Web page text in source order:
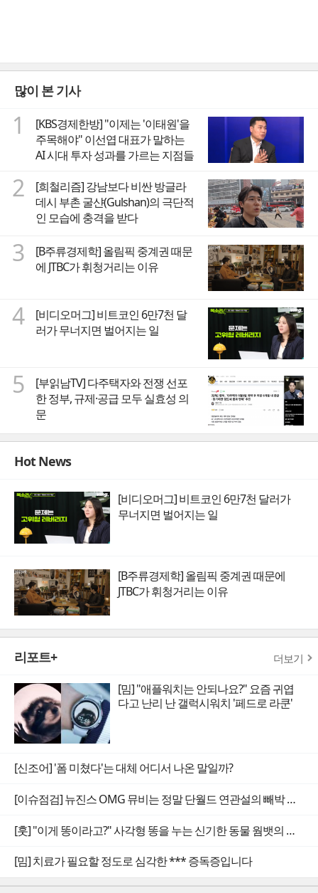
많이 본 기사
1
[KBS경제한방] "이제는 '이태원'을
주목해야" 이선엽 대표가 말하는
AI 시대 투자 성과를 가르는 지점들
2
[희철리즘] 강남보다 비싼 방글라
데시 부촌 굴샨(Gulshan)의 극단적
인 모습에 충격을 받다
3
[B주류경제학] 올림픽 중계권 때문
에 JTBC가 휘청거리는 이유
4
[비디오머그] 비트코인 6만7천 달
러가 무너지면 벌어지는 일
5
[부읽남TV] 다주택자와 전쟁 선포
한 정부, 규제·공급 모두 실효성 의
문
Hot News
[비디오머그] 비트코인 6만7천 달러가
무너지면 벌어지는 일
[B주류경제학] 올림픽 중계권 때문에
JTBC가 휘청거리는 이유
리포트+ 더보기
[밈] "애플워치는 안되나요?" 요즘 귀엽
다고 난리 난 갤럭시워치 '페드로 라쿤'
[신조어] '폼 미쳤다'는 대체 어디서 나온 말일까?
[이슈점검] 뉴진스 OMG 뮤비는 정말 단월드 연관설의 빼박 증거일까
[훗] "이게 똥이라고?" 사각형 똥을 누는 신기한 동물 웜뱃의 비밀
[밈] 치료가 필요할 정도로 심각한 *** 증독증입니다